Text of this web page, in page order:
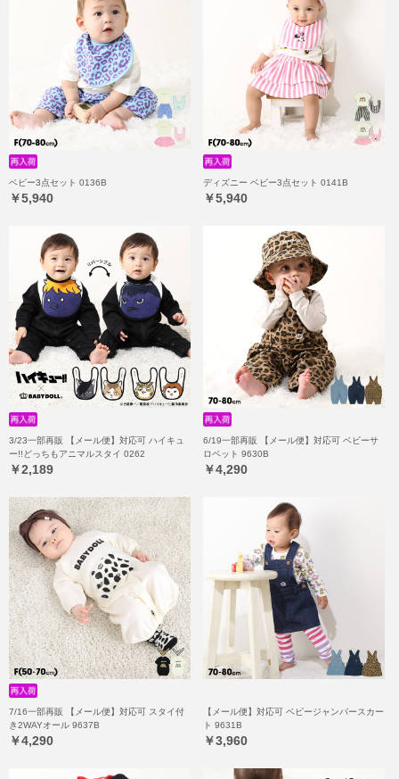
ベビー3点セット 0136B
￥5,940
ディズニー ベビー3点セット 0141B
￥5,940
3/23一部再販 【メール便】対応可 ハイキュ
ー!!どっちもアニマルスタイ 0262
￥2,189
6/19一部再販 【メール便】対応可 ベビーサ
ロペット 9630B
￥4,290
7/16一部再販 【メール便】対応可 スタイ付
き2WAYオール 9637B
￥4,290
【メール便】対応可 ベビージャンパースカー
ト 9631B
￥3,960